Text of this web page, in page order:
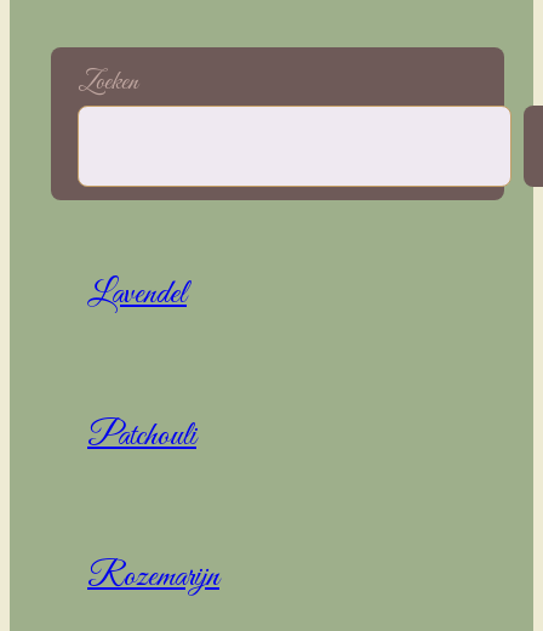
Zoeken
Lavendel
Patchouli
Rozemarijn